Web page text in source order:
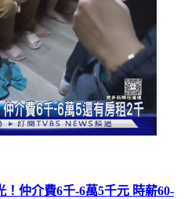
仲介費6千-6萬5千元 時薪60-